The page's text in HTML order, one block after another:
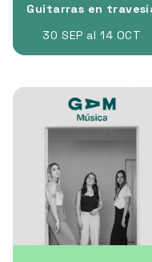
Guitarras en
30 SEP al 14 OCT